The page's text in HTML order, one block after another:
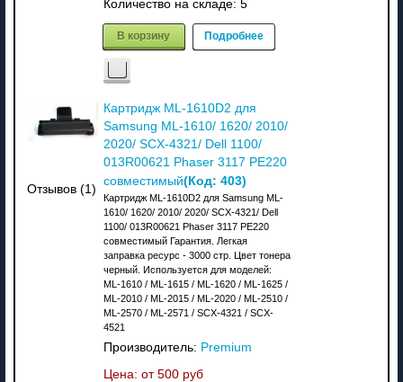
Количество на складе: 5
В корзину Подробнее
Отзывов (1)
Картридж ML-1610D2 для
Samsung ML-1610/ 1620/ 2010/
2020/ SCX-4321/ Dell 1100/
013R00621 Phaser 3117 PE220
совместимый(Код: 403)
Картридж ML-1610D2 для Samsung ML-
1610/ 1620/ 2010/ 2020/ SCX-4321/ Dell
1100/ 013R00621 Phaser 3117 PE220
совместимый Гарантия. Легкая
заправка ресурс - 3000 стр. Цвет тонера
черный. Используется для моделей:
ML-1610 / ML-1615 / ML-1620 / ML-1625 /
ML-2010 / ML-2015 / ML-2020 / ML-2510 /
ML-2570 / ML-2571 / SCX-4321 / SCX-
4521
Производитель: Premium
Цена: от 500 руб